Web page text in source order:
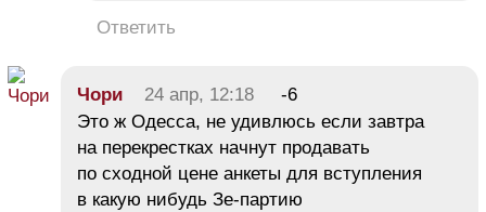
Ответить
Чори 24 апр, 12:18
-6
Это ж Одесса, не удивлюсь если завтра
на перекрестках начнут продавать
по сходной цене анкеты для вступления
в какую нибудь Зе-партию